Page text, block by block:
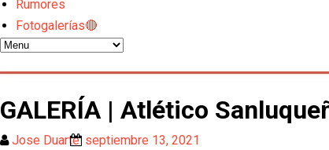
Rumores
Fotogalerías🔴
GALERÍA | Atlético
Jose Duarte septiembre 13, 2021